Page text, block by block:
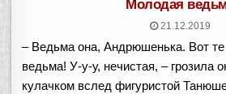
Молодая
21.12.2019
– Ведьма она, Андрюшенька. Вот те
ведьма! У-у-у, нечистая, – грозила
кулачком вслед фигуристой